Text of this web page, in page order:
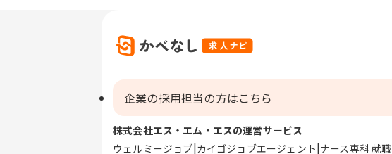
企業の採用担当の方はこちら
株式会社エス・エム・エスの運営サービス
ウェルミージョブ カイゴジョブエージェント ナース専科 就職